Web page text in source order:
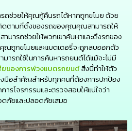
ถช่วยให้คุณกู้คืนรถได้หากถูกขโมย ด้วย
ดตามที่ตั้งของรถของคุณคุณสามารถให้
มารถช่วยให้พวกเขาค้นหาและดึงรถของ
ณถูกขโมยและแบตเตอรี่จะถูกลบออกตัว
ารถใช้ในการค้นหารถยนต์ได้แม้จะไม่มี
ยของการพ่วงแบตรถยนต์สิ่งนี้ทำให้ตัว
งมือสำคัญสำหรับทุกคนที่ต้องการปกป้อง
ารโจรกรรมและตรวจสอบให้แน่ใจว่า
ภัยและปลอดภัยเสมอ